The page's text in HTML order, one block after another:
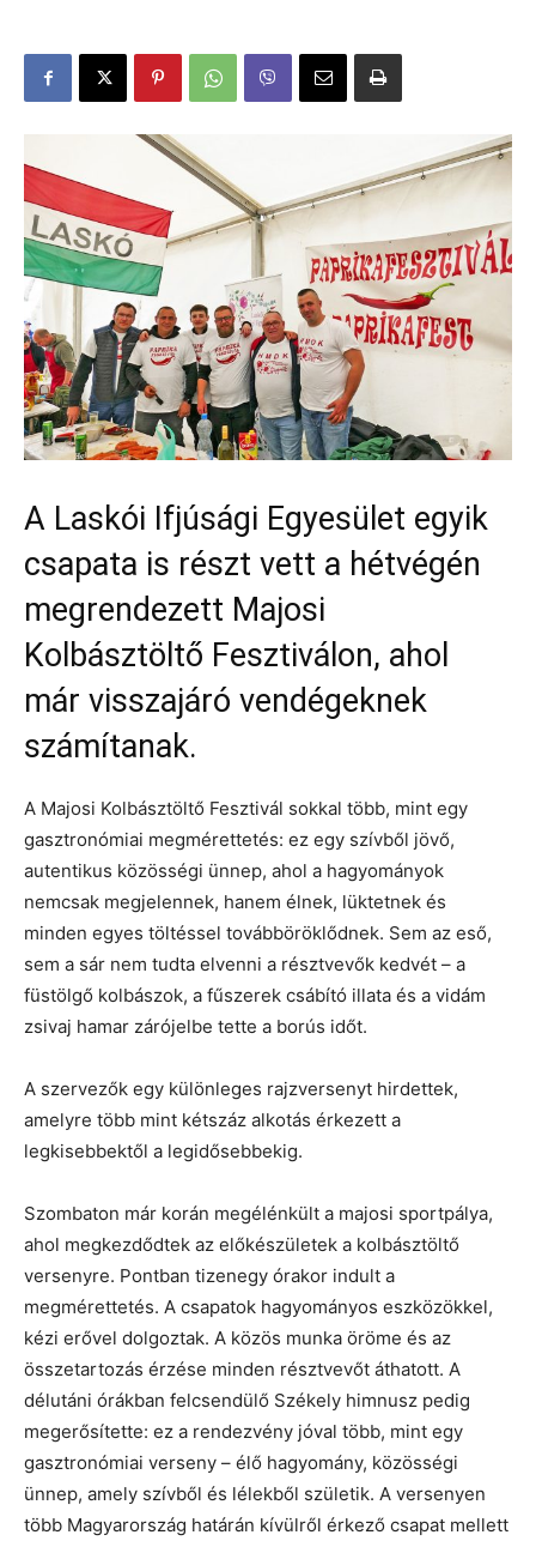
A Laskói Ifjúsági Egyesület egyik
csapata is részt vett a hétvégén
megrendezett Majosi
Kolbásztöltő Fesztiválon, ahol
már visszajáró vendégeknek
számítanak.
A Majosi Kolbásztöltő Fesztivál sokkal több, mint egy
gasztronómiai megmérettetés: ez egy szívből jövő,
autentikus közösségi ünnep, ahol a hagyományok
nemcsak megjelennek, hanem élnek, lüktetnek és
minden egyes töltéssel továbböröklődnek. Sem az eső,
sem a sár nem tudta elvenni a résztvevők kedvét – a
füstölgő kolbászok, a fűszerek csábító illata és a vidám
zsivaj hamar zárójelbe tette a borús időt.
A szervezők egy különleges rajzversenyt hirdettek,
amelyre több mint kétszáz alkotás érkezett a
legkisebbektől a legidősebbekig.
Szombaton már korán megélénkült a majosi sportpálya,
ahol megkezdődtek az előkészületek a kolbásztöltő
versenyre. Pontban tizenegy órakor indult a
megmérettetés. A csapatok hagyományos eszközökkel,
kézi erővel dolgoztak. A közös munka öröme és az
összetartozás érzése minden résztvevőt áthatott. A
délutáni órákban felcsendülő Székely himnusz pedig
megerősítette: ez a rendezvény jóval több, mint egy
gasztronómiai verseny – élő hagyomány, közösségi
ünnep, amely szívből és lélekből születik. A versenyen
több Magyarország határán kívülről érkező csapat mellett